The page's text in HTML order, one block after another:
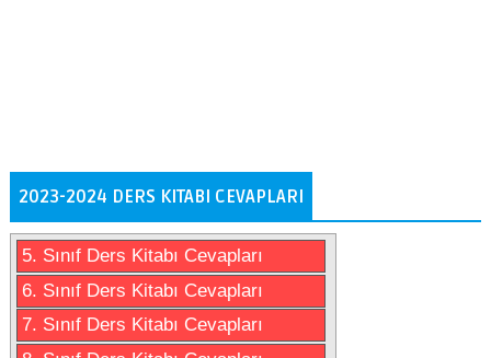
2023-2024 DERS KITABI CEVAPLARI
5. Sınıf Ders Kitabı Cevapları
6. Sınıf Ders Kitabı Cevapları
7. Sınıf Ders Kitabı Cevapları